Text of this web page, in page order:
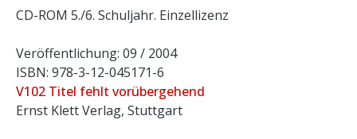
CD-ROM 5./6. Schuljahr. Einzellizenz
Veröffentlichung: 09 / 2004
ISBN: 978-3-12-045171-6
V102 Titel fehlt vorübergehend
Ernst Klett Verlag, Stuttgart